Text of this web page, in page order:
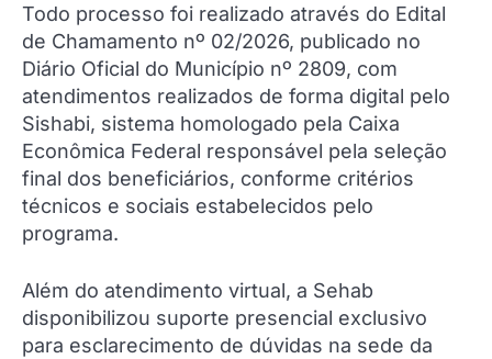
Todo processo foi realizado através do Edital
de Chamamento nº 02/2026, publicado no
Diário Oficial do Município nº 2809, com
atendimentos realizados de forma digital pelo
Sishabi, sistema homologado pela Caixa
Econômica Federal responsável pela seleção
final dos beneficiários, conforme critérios
técnicos e sociais estabelecidos pelo
programa.
Além do atendimento virtual, a Sehab
disponibilizou suporte presencial exclusivo
para esclarecimento de dúvidas na sede da